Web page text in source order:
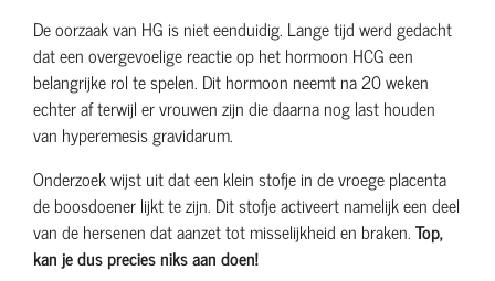
De oorzaak van HG is niet eenduidig. Lange tijd werd gedacht
dat een overgevoelige reactie op het hormoon HCG een
belangrijke rol te spelen. Dit hormoon neemt na 20 weken
echter af terwijl er vrouwen zijn die daarna nog last houden
van hyperemesis gravidarum.
Onderzoek wijst uit dat een klein stofje in de vroege placenta
de boosdoener lijkt te zijn. Dit stofje activeert namelijk een deel
van de hersenen dat aanzet tot misselijkheid en braken.Top,
kan je dus precies niks aan doen!